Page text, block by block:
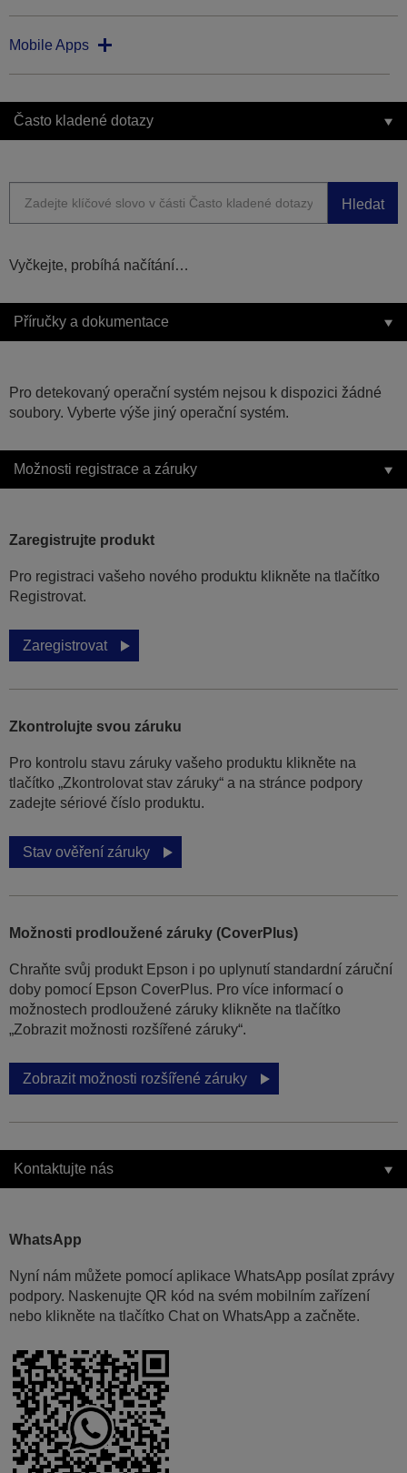
Mobile Apps
Často kladené dotazy
Hledat
Vyčkejte, probíhá načítání…
Příručky a dokumentace
Pro detekovaný operační systém nejsou k dispozici žádné
soubory. Vyberte výše jiný operační systém.
Možnosti registrace a záruky
Zaregistrujte produkt
Pro registraci vašeho nového produktu klikněte na tlačítko
Registrovat.
Zaregistrovat
Zkontrolujte svou záruku
Pro kontrolu stavu záruky vašeho produktu klikněte na
tlačítko „Zkontrolovat stav záruky“ a na stránce podpory
zadejte sériové číslo produktu.
Stav ověření záruky
Možnosti prodloužené záruky (CoverPlus)
Chraňte svůj produkt Epson i po uplynutí standardní záruční
doby pomocí Epson CoverPlus. Pro více informací o
možnostech prodloužené záruky klikněte na tlačítko
„Zobrazit možnosti rozšířené záruky“.
Zobrazit možnosti rozšířené záruky
Kontaktujte nás
WhatsApp
Nyní nám můžete pomocí aplikace WhatsApp posílat zprávy
podpory. Naskenujte QR kód na svém mobilním zařízení
nebo klikněte na tlačítko Chat on WhatsApp a začněte.